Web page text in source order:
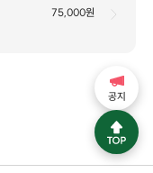
75,000원
공지